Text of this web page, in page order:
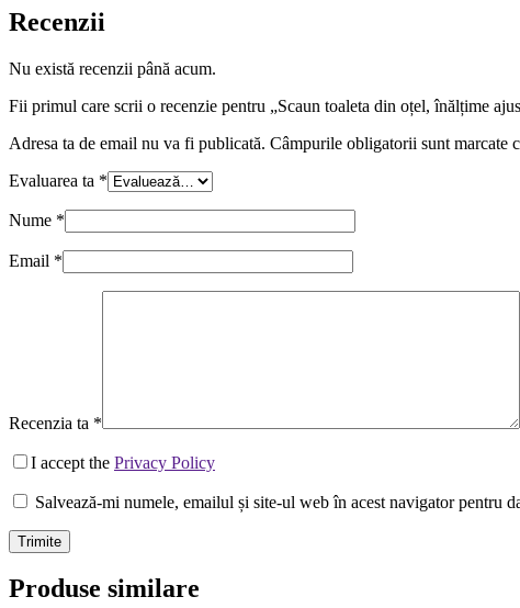
Recenzii
Nu există recenzii până acum.
Fii primul care scrii o recenzie pentru „Scaun toaleta din oțel, înălțime
Adresa ta de email nu va fi publicată. Câmpurile obligatorii sunt marcate
Evaluarea ta *
Nume *
Email *
Recenzia ta *
I accept the Privacy Policy
Salvează-mi numele, emailul și site-ul web în acest navigator pentru
Trimite
Produse similare